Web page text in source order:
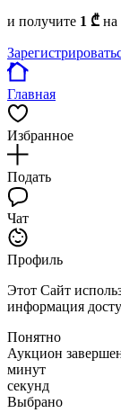
и получите 1 ₾ на
Главная
Избранное
Подать
Чат
Профиль
Этот Сайт
информация
Понятно
Аукцион
минут
секунд
Выбрано